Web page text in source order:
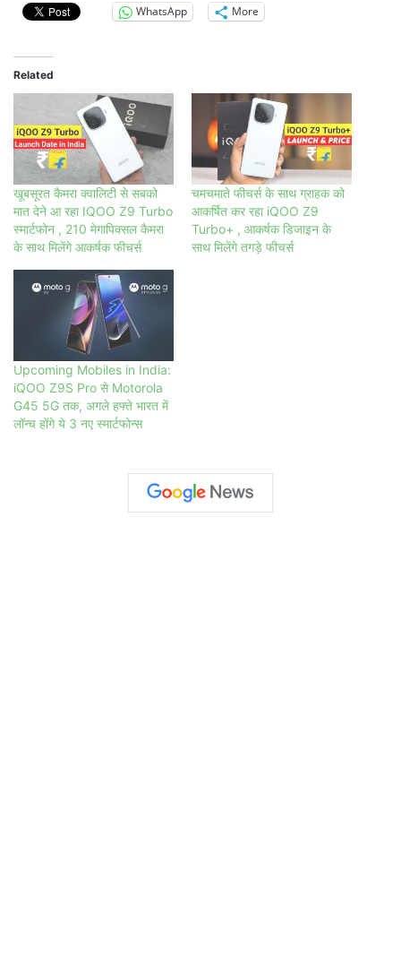
WhatsApp
More
Related
खूबसूरत कैमरा क्वालिटी से सबको
मात देने आ रहा IQOO Z9 Turbo
स्मार्टफोन , 210 मेगापिक्सल कैमरा
के साथ मिलेंगे आकर्षक फीचर्स
चमचमाते फीचर्स के साथ ग्राहक को
आकर्षित कर रहा iQOO Z9
Turbo+ , आकर्षक डिजाइन के
साथ मिलेंगे तगड़े फीचर्स
Upcoming Mobiles in India:
iQOO Z9S Pro से Motorola
G45 5G तक, अगले हफ्ते भारत में
लॉन्च होंगे ये 3 नए स्मार्टफोन्स